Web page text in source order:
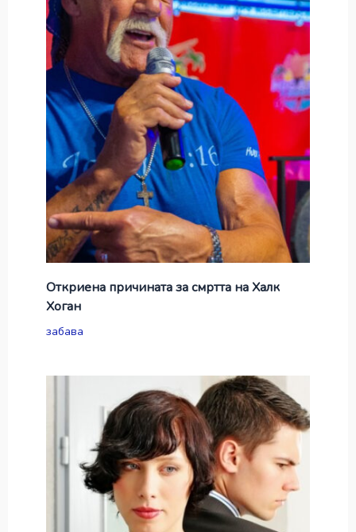
Откриена причината за смртта на Халк
Хоган
забава